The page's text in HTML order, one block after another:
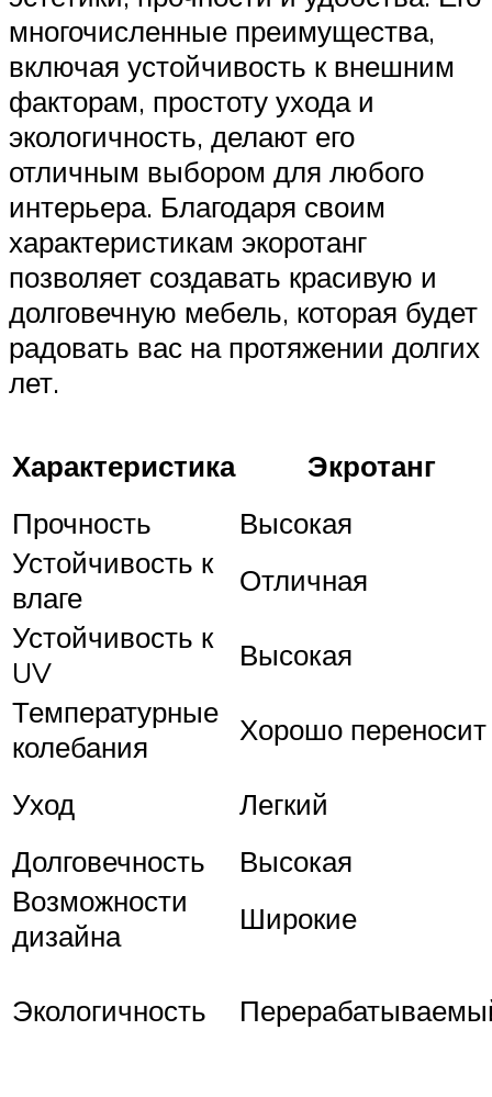
многочисленные преимущества,
включая устойчивость к внешним
факторам, простоту ухода и
экологичность, делают его
отличным выбором для любого
интерьера. Благодаря своим
характеристикам экоротанг
позволяет создавать красивую и
долговечную мебель, которая будет
радовать вас на протяжении долгих
лет.
Характеристика
Экротанг
Прочность
Высокая
Устойчивость к
влаге
Отличная
Устойчивость к
UV
Высокая
Температурные
колебания
Хорошо переносит
Уход
Легкий
Долговечность
Высокая
Возможности
дизайна
Широкие
Экологичность